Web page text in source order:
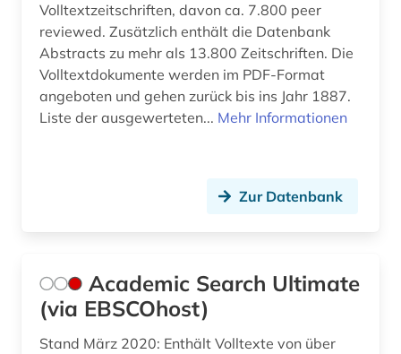
bildverarbeitung (1)
biochemie (1)
biodiversität (3)
biomedizinische technik (1)
bioshäre (1)
Volltextzeitschriften, davon ca. 7.800 peer
reviewed. Zusätzlich enthält die Datenbank
Abstracts zu mehr als 13.800 Zeitschriften. Die
Volltextdokumente werden im PDF-Format
angeboten und gehen zurück bis ins Jahr 1887.
Liste der ausgewerteten... Mehr Informationen
Zur Datenbank
Academic Search Ultimate
(via EBSCOhost)
Stand März 2020: Enthält Volltexte von über